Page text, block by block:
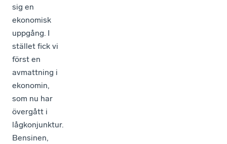
sig en
ekonomisk
uppgång. I
stället fick vi
först en
avmattning i
ekonomin,
som nu har
övergått i
lågkonjunktur.
Bensinen,